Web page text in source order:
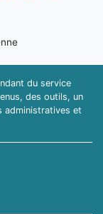
du service
des outils, un
administratives et